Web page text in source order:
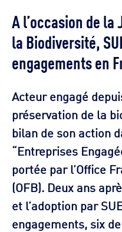
A l’occasion de
la Biodiversité,
engagements en
Acteur engagé
préservation de la
bilan de son action
“Entreprises
portée par l’Office
(OFB). Deux ans
et l’adoption par
engagements, six